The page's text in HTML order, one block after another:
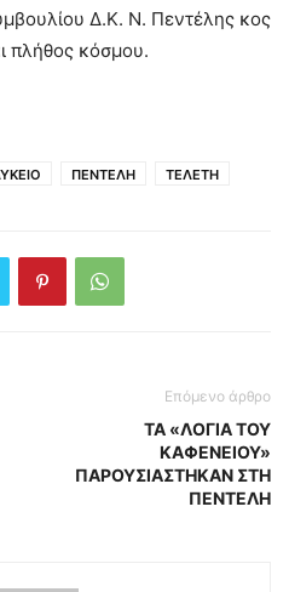
Δ.Κ. Ν. Πεντέλης κος
πλήθος κόσμου.
ΠΕΝΤΕΛΗ ΤΕΛΕΤΗ
Επόμενο άρθρο
ΤΑ «ΛΟΓΙΑ ΤΟΥ
ΚΑΦΕΝΕΙΟΥ»
ΠΑΡΟΥΣΙΑΣΤΗΚΑΝ ΣΤΗ
ΠΕΝΤΕΛΗ